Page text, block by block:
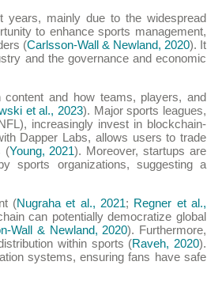
years, mainly due to the widespread
to enhance sports management,
(Carlsson-Wall & Newland, 2020). It
and the governance and economic
and how teams, players, and
et al., 2023). Major sports leagues,
increasingly invest in blockchain-
Dapper Labs, allows users to trade
(Young, 2021). Moreover, startups are
sports organizations, suggesting a
(Nugraha et al., 2021; Regner et al.,
can potentially democratize global
Wall & Newland, 2020). Furthermore,
within sports (Raveh, 2020).
systems, ensuring fans have safe